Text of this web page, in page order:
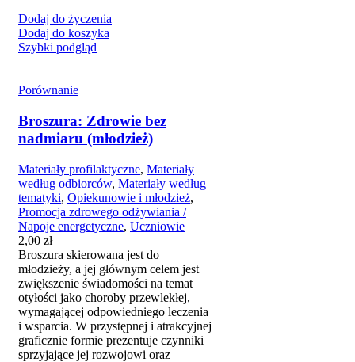
Dodaj do życzenia
Dodaj do koszyka
Szybki podgląd
Porównanie
Broszura: Zdrowie bez
nadmiaru (młodzież)
Materiały profilaktyczne, Materiały
według odbiorców, Materiały według
tematyki, Opiekunowie i młodzież,
Promocja zdrowego odżywiania /
Napoje energetyczne, Uczniowie
2,00 zł
Broszura skierowana jest do
młodzieży, a jej głównym celem jest
zwiększenie świadomości na temat
otyłości jako choroby przewlekłej,
wymagającej odpowiedniego leczenia
i wsparcia. W przystępnej i atrakcyjnej
graficznie formie prezentuje czynniki
sprzyjające jej rozwojowi oraz